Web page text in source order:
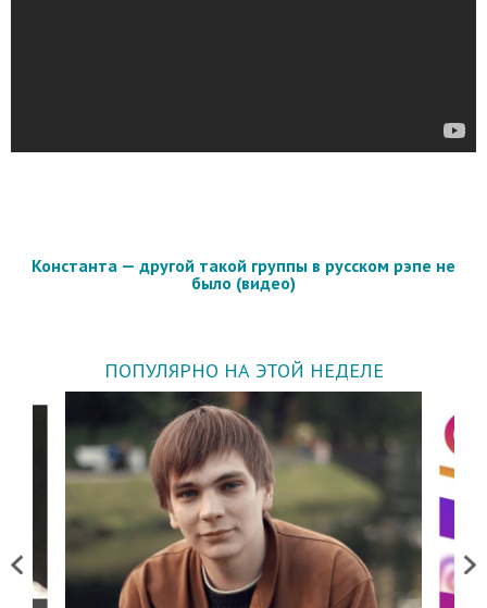
Константа — другой такой группы в русском рэпе не
было (видео)
ПОПУЛЯРНО НА ЭТОЙ НЕДЕЛЕ
Previous Next